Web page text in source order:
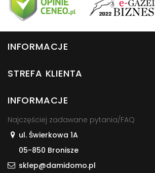
INFORMACJE
STREFA KLIENTA
INFORMACJE
Najczęściej zadawane pytania/FAQ
ul. Świerkowa 1A
05-850 Bronisze
sklep@damidomo.pl